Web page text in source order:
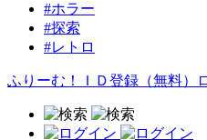
#ホラー
#探索
#レトロ
ふりーむ！ＩＤ登録（無料）